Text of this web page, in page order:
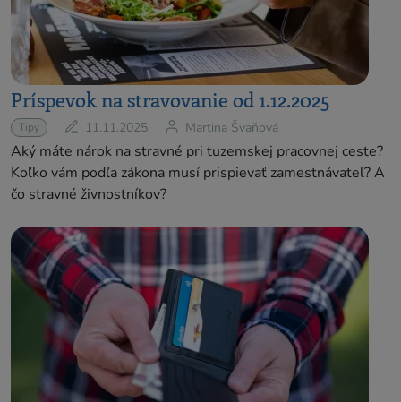
Príspevok na stravovanie od 1.12.2025
Tipy 11.11.2025 Martina Švaňová
Aký máte nárok na stravné pri tuzemskej pracovnej ceste?
Koľko vám podľa zákona musí prispievať zamestnávateľ? A
čo stravné živnostníkov?